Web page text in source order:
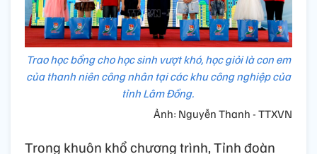
Trao học bổng cho học sinh vượt khó, học giỏi là con em
của thanh niên công nhân tại các khu công nghiệp của
tỉnh Lâm Đồng.
Ảnh: Nguyễn Thanh - TTXVN
Trong khuôn khổ chương trình, Tỉnh đoàn